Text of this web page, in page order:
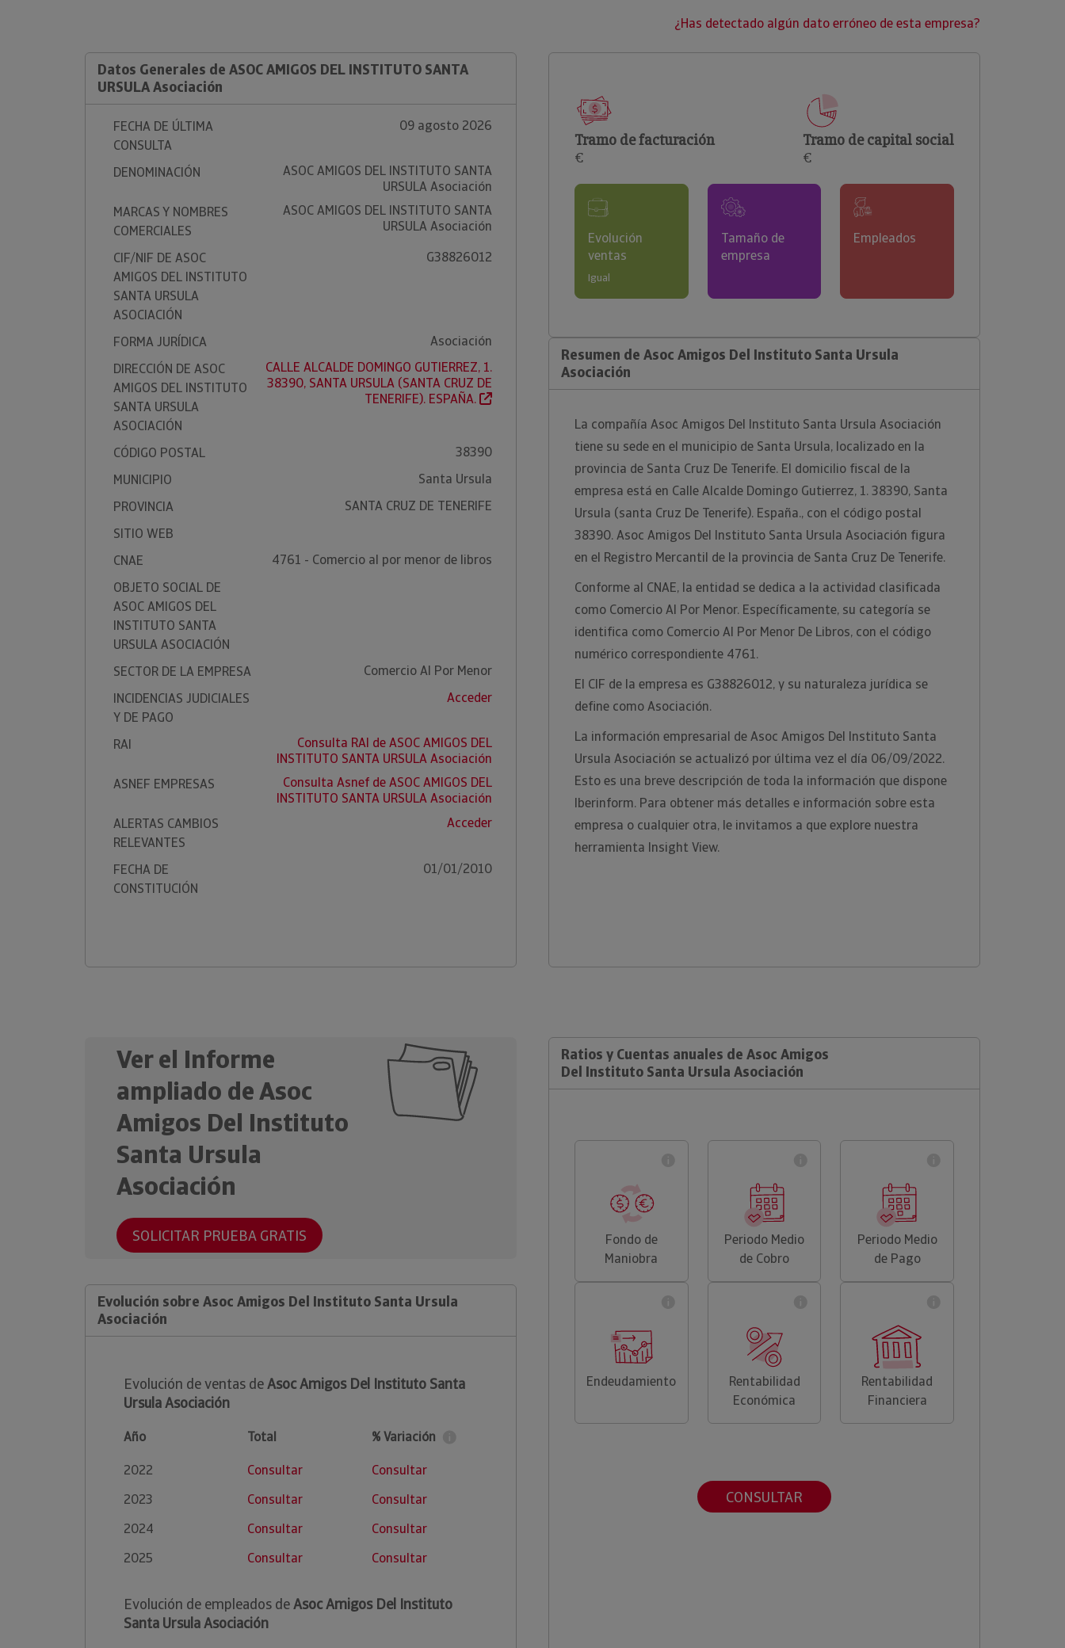
clientes.
¿Has detectado algún dato erróneo de esta empresa?
Datos Generales de ASOC AMIGOS DEL INSTITUTO SANTA
URSULA Asociación
FECHA DE ÚLTIMA
CONSULTA
09 agosto 2026
DENOMINACIÓN
ASOC AMIGOS DEL INSTITUTO SANTA
URSULA Asociación
MARCAS Y NOMBRES
COMERCIALES
ASOC AMIGOS DEL INSTITUTO SANTA
URSULA Asociación
CIF/NIF DE ASOC
AMIGOS DEL INSTITUTO
SANTA URSULA
ASOCIACIÓN
G38826012
FORMA JURÍDICA
Asociación
DIRECCIÓN DE ASOC
AMIGOS DEL INSTITUTO
SANTA URSULA
ASOCIACIÓN
CALLE ALCALDE DOMINGO GUTIERREZ, 1.
38390, SANTA URSULA (SANTA CRUZ DE
TENERIFE). ESPAÑA.
CÓDIGO POSTAL
38390
MUNICIPIO
Santa Ursula
PROVINCIA
SANTA CRUZ DE TENERIFE
SITIO WEB
CNAE
4761 - Comercio al por menor de libros
OBJETO SOCIAL DE
ASOC AMIGOS DEL
INSTITUTO SANTA
URSULA ASOCIACIÓN
SECTOR DE LA EMPRESA
Comercio Al Por Menor
INCIDENCIAS JUDICIALES
Y DE PAGO
Acceder
RAI
Consulta RAI de ASOC AMIGOS DEL
INSTITUTO SANTA URSULA Asociación
ASNEF EMPRESAS
Consulta Asnef de ASOC AMIGOS DEL
INSTITUTO SANTA URSULA Asociación
ALERTAS CAMBIOS
RELEVANTES
Acceder
FECHA DE
CONSTITUCIÓN
01/01/2010
Tramo de facturación
€
Tramo de capital social
€
Evolución
ventas
Igual
Tamaño de
empresa
Empleados
Resumen de Asoc Amigos Del Instituto Santa Ursula
Asociación
La compañía Asoc Amigos Del Instituto Santa Ursula Asociación
tiene su sede en el municipio de Santa Ursula, localizado en la
provincia de Santa Cruz De Tenerife. El domicilio fiscal de la
empresa está en Calle Alcalde Domingo Gutierrez, 1. 38390, Santa
Ursula (santa Cruz De Tenerife). España., con el código postal
38390. Asoc Amigos Del Instituto Santa Ursula Asociación figura
en el Registro Mercantil de la provincia de Santa Cruz De Tenerife.
Conforme al CNAE, la entidad se dedica a la actividad clasificada
como Comercio Al Por Menor. Específicamente, su categoría se
identifica como Comercio Al Por Menor De Libros, con el código
numérico correspondiente 4761.
El CIF de la empresa es G38826012, y su naturaleza jurídica se
define como Asociación.
La información empresarial de Asoc Amigos Del Instituto Santa
Ursula Asociación se actualizó por última vez el día 06/09/2022.
Esto es una breve descripción de toda la información que dispone
Iberinform. Para obtener más detalles e información sobre esta
empresa o cualquier otra, le invitamos a que explore nuestra
herramienta Insight View.
Ver el Informe
ampliado de Asoc
Amigos Del Instituto
Santa Ursula
Asociación
SOLICITAR PRUEBA GRATIS
Evolución sobre Asoc Amigos Del Instituto Santa Ursula
Asociación
Evolución de ventas deAsoc Amigos Del Instituto Santa
Ursula Asociación
Año Total
% Variación
2022
Consultar
Consultar
2023
Consultar
Consultar
2024
Consultar
Consultar
2025
Consultar Consultar
Evolución de empleados deAsoc Amigos Del Instituto
Santa Ursula Asociación
Ratios y Cuentas anuales de Asoc Amigos
Del Instituto Santa Ursula Asociación
Fondo de
Maniobra
Periodo Medio
de Cobro
Periodo Medio
de Pago
Endeudamiento
Rentabilidad
Económica
Rentabilidad
Financiera
CONSULTAR